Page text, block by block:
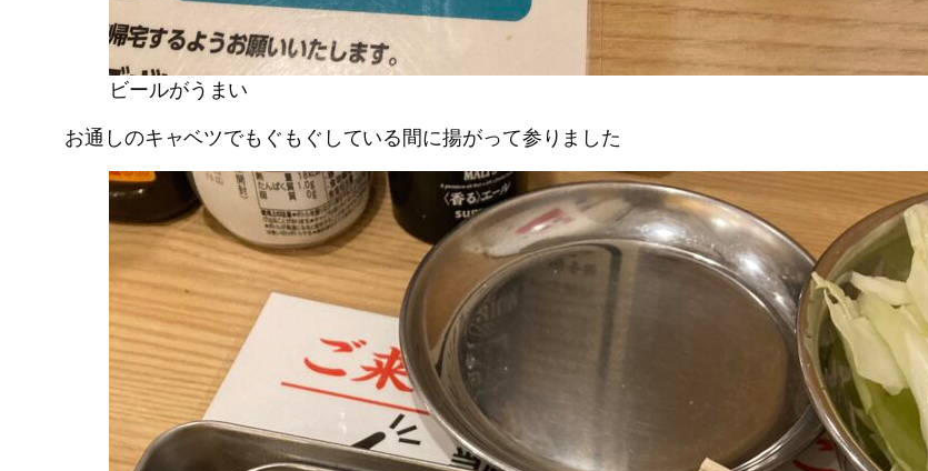
ビールがうまい
お通しのキャベツでもぐもぐしている間に揚がって参りました